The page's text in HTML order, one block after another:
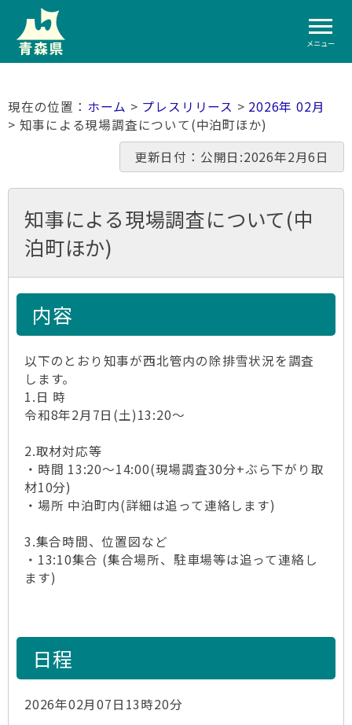
メニュー
ホーム > プレスリリース > 2026年 02月
> 知事による現場調査について(中泊町ほか)
更新日付：公開日:2026年2月6日
知事による現場調査について(中
泊町ほか)
内容
以下のとおり知事が西北管内の除排雪状況を調査
します。
1.日 時
令和8年2月7日(土)13:20～
2.取材対応等
・時間 13:20～14:00(現場調査30分+ぶら下がり取
材10分)
・場所 中泊町内(詳細は追って連絡します)
3.集合時間、位置図など
・13:10集合 (集合場所、駐車場等は追って連絡し
ます)
日程
2026年02月07日13時20分